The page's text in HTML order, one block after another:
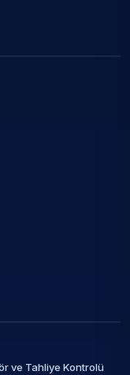
ve Tahliye Kontrolü